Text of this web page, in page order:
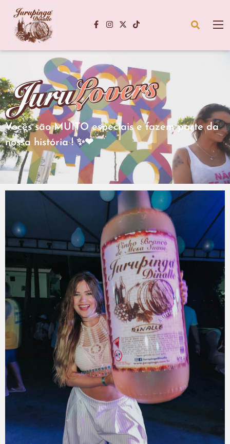
Vocês são MUITO especiais e fazem parte da
nossa história ! ✨❤